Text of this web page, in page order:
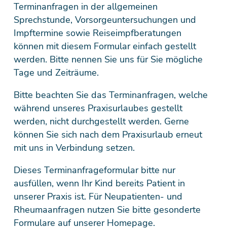
Terminanfragen in der allgemeinen
Sprechstunde, Vorsorgeuntersuchungen und
Impftermine sowie Reiseimpfberatungen
können mit diesem Formular einfach gestellt
werden. Bitte nennen Sie uns für Sie mögliche
Tage und Zeiträume.
Bitte beachten Sie das Terminanfragen, welche
während unseres Praxisurlaubes gestellt
werden, nicht durchgestellt werden. Gerne
können Sie sich nach dem Praxisurlaub erneut
mit uns in Verbindung setzen.
Dieses Terminanfrageformular bitte nur
ausfüllen, wenn Ihr Kind bereits Patient in
unserer Praxis ist. Für Neupatienten- und
Rheumaanfragen nutzen Sie bitte gesonderte
Formulare auf unserer Homepage.